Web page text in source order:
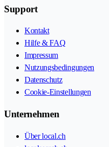
Support
Kontakt
Hilfe & FAQ
Impressum
Nutzungsbedingungen
Datenschutz
Cookie-Einstellungen
Unternehmen
Über local.ch